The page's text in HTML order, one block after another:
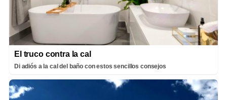
El truco contra la cal
Di adiós a la cal del baño con estos sencillos consejos